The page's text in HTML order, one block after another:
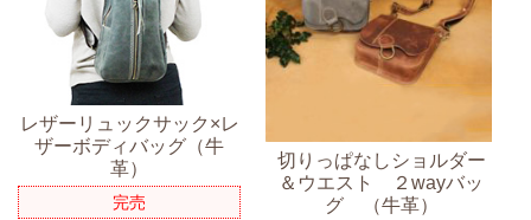
レザーリュックサック×レ
ザーボディバッグ（牛
革）
完売
切りっぱなしショルダー
＆ウエスト ２wayバッ
グ （牛革）